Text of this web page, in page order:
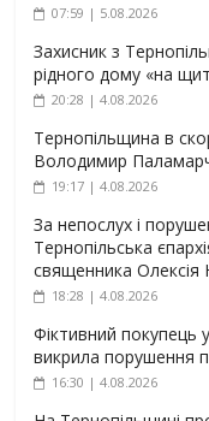
07:59 | 5.08.2026
Захисник з
рідного дому «на
20:28 | 4.08.2026
Тернопільщина в
Володимир
19:17 | 4.08.2026
За непослух і
Тернопільська
священника
18:28 | 4.08.2026
Фіктивний покупець
викрила порушення
16:30 | 4.08.2026